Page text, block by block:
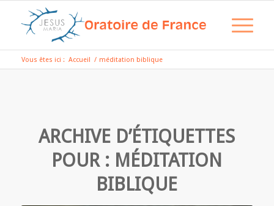
Vous êtes ici : Accueil / méditation biblique
ARCHIVE D’ÉTIQUETTES
POUR : MÉDITATION
BIBLIQUE